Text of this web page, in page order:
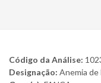
Código da Análise:
Designação: Anemia de